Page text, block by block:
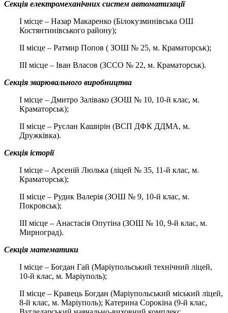
Секція електромеханічних систем автоматизації
І місце – Назар Макаренко (Білокузминівська ОШ
Костянтинівського району);
ІІ місце – Ратмир Попов ( ЗОШ № 25, м. Краматорськ);
ІІІ місце – Іван Власов (ЗССО № 22, м. Краматорськ).
Секція зварювального виробництва
І місце – Дмитро Залівако (ЗОШ № 10, 10-й клас, м.
Краматорськ);
ІІ місце – Руслан Каширін (ВСП ДФК ДДМА, м.
Дружківка).
Секція історії
І місце – Арсеній Люлька (ліцей № 35, 11-й клас, м.
Краматорськ);
ІІ місце – Рудик Валерія (ЗОШ № 9, 10-й клас, м.
Покровськ);
ІІІ місце – Анастасія Опутіна (ЗОШ № 10, 9-й клас, м.
Мирноград).
Секція математики
І місце – Богдан Гай (Маріупольський технічний ліцей,
10-й клас, м. Маріуполь);
ІІ місце – Кравець Богдан (Маріупольський міський ліцей,
8-й клас, м. Маріуполь); Катерина Сорокіна (9-й клас,